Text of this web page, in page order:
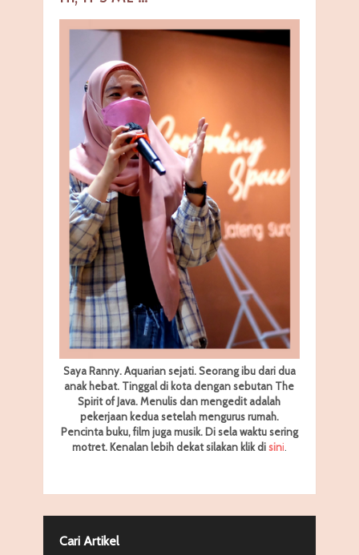
Saya Ranny. Aquarian sejati. Seorang ibu dari dua
anak hebat. Tinggal di kota dengan sebutan The
Spirit of Java. Menulis dan mengedit adalah
pekerjaan kedua setelah mengurus rumah.
Pencinta buku, film juga musik. Di sela waktu sering
motret. Kenalan lebih dekat silakan klik disini.
Cari Artikel